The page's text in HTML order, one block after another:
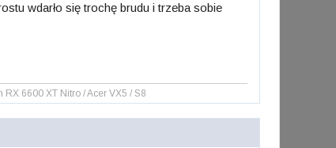
wdarło się trochę brudu i trzeba sobie
6600 XT Nitro / Acer VX5 / S8